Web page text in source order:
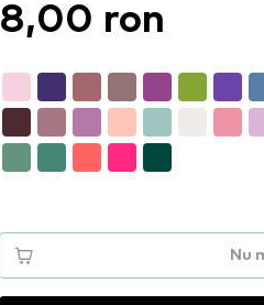
8,00 ron
Nu